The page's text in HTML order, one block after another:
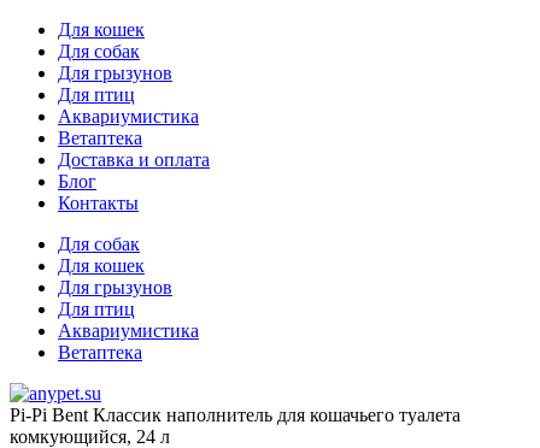
Для кошек
Для собак
Для грызунов
Для птиц
Аквариумистика
Ветаптека
Доставка и оплата
Блог
Контакты
Для собак
Для кошек
Для грызунов
Для птиц
Аквариумистика
Ветаптека
Pi-Pi Bent Классик наполнитель для кошачьего туалета
комкующийся, 24 л